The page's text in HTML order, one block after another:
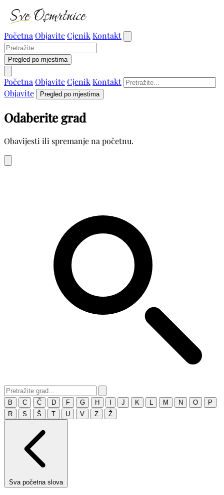
Početna ObjaviteCjenik Kontakt
Pregled po mjestima
Početna ObjaviteCjenik Kontakt
Objavite
Pregled po mjestima
Odaberite grad
Obavijesti ili spremanje na početnu.
B C Č D F G H J K M N O
P
R
S Š T U V Z Ž
Sva početna slova